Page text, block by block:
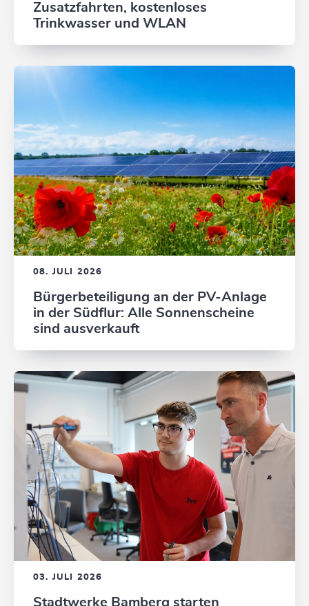
Zusatzfahrten, kostenloses
Trinkwasser und WLAN
08. JULI 2026
Bürgerbeteiligung an der PV-Anlage
in der Südflur: Alle Sonnenscheine
sind ausverkauft
03. JULI 2026
Stadtwerke Bamberg starten